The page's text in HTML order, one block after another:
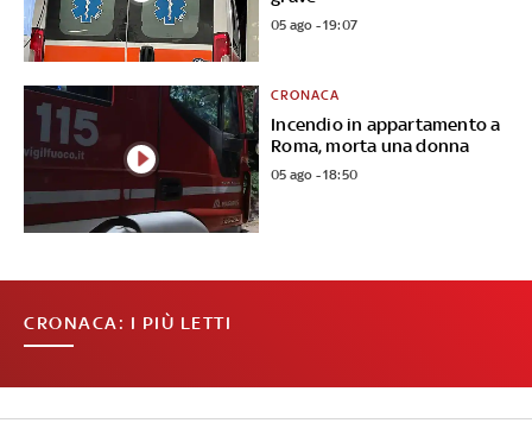
05 ago - 19:07
Incendio in appartamento a
Roma, morta una donna
CRONACA
05 ago - 18:50
CRONACA: I PIÙ LETTI